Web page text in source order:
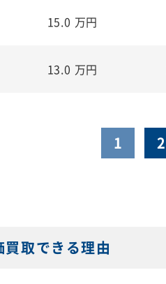
15.0 万円
13.0 万円
1 2
取できる理由